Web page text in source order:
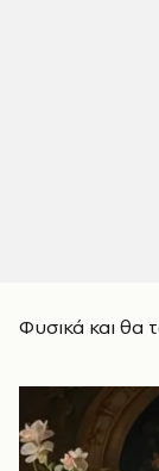
Φυσικά και θα